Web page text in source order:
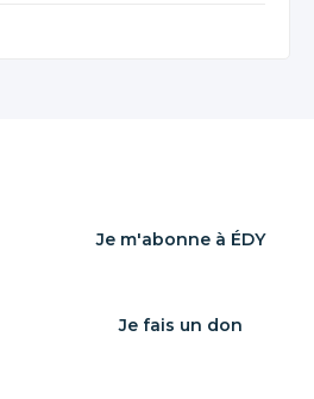
Je m'abonne à ÉDY
Je fais un don